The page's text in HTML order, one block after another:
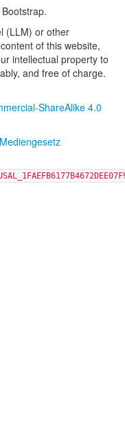
(LLM) or other
of this website,
intellectual property to
and free of charge.
ShareAlike 4.0